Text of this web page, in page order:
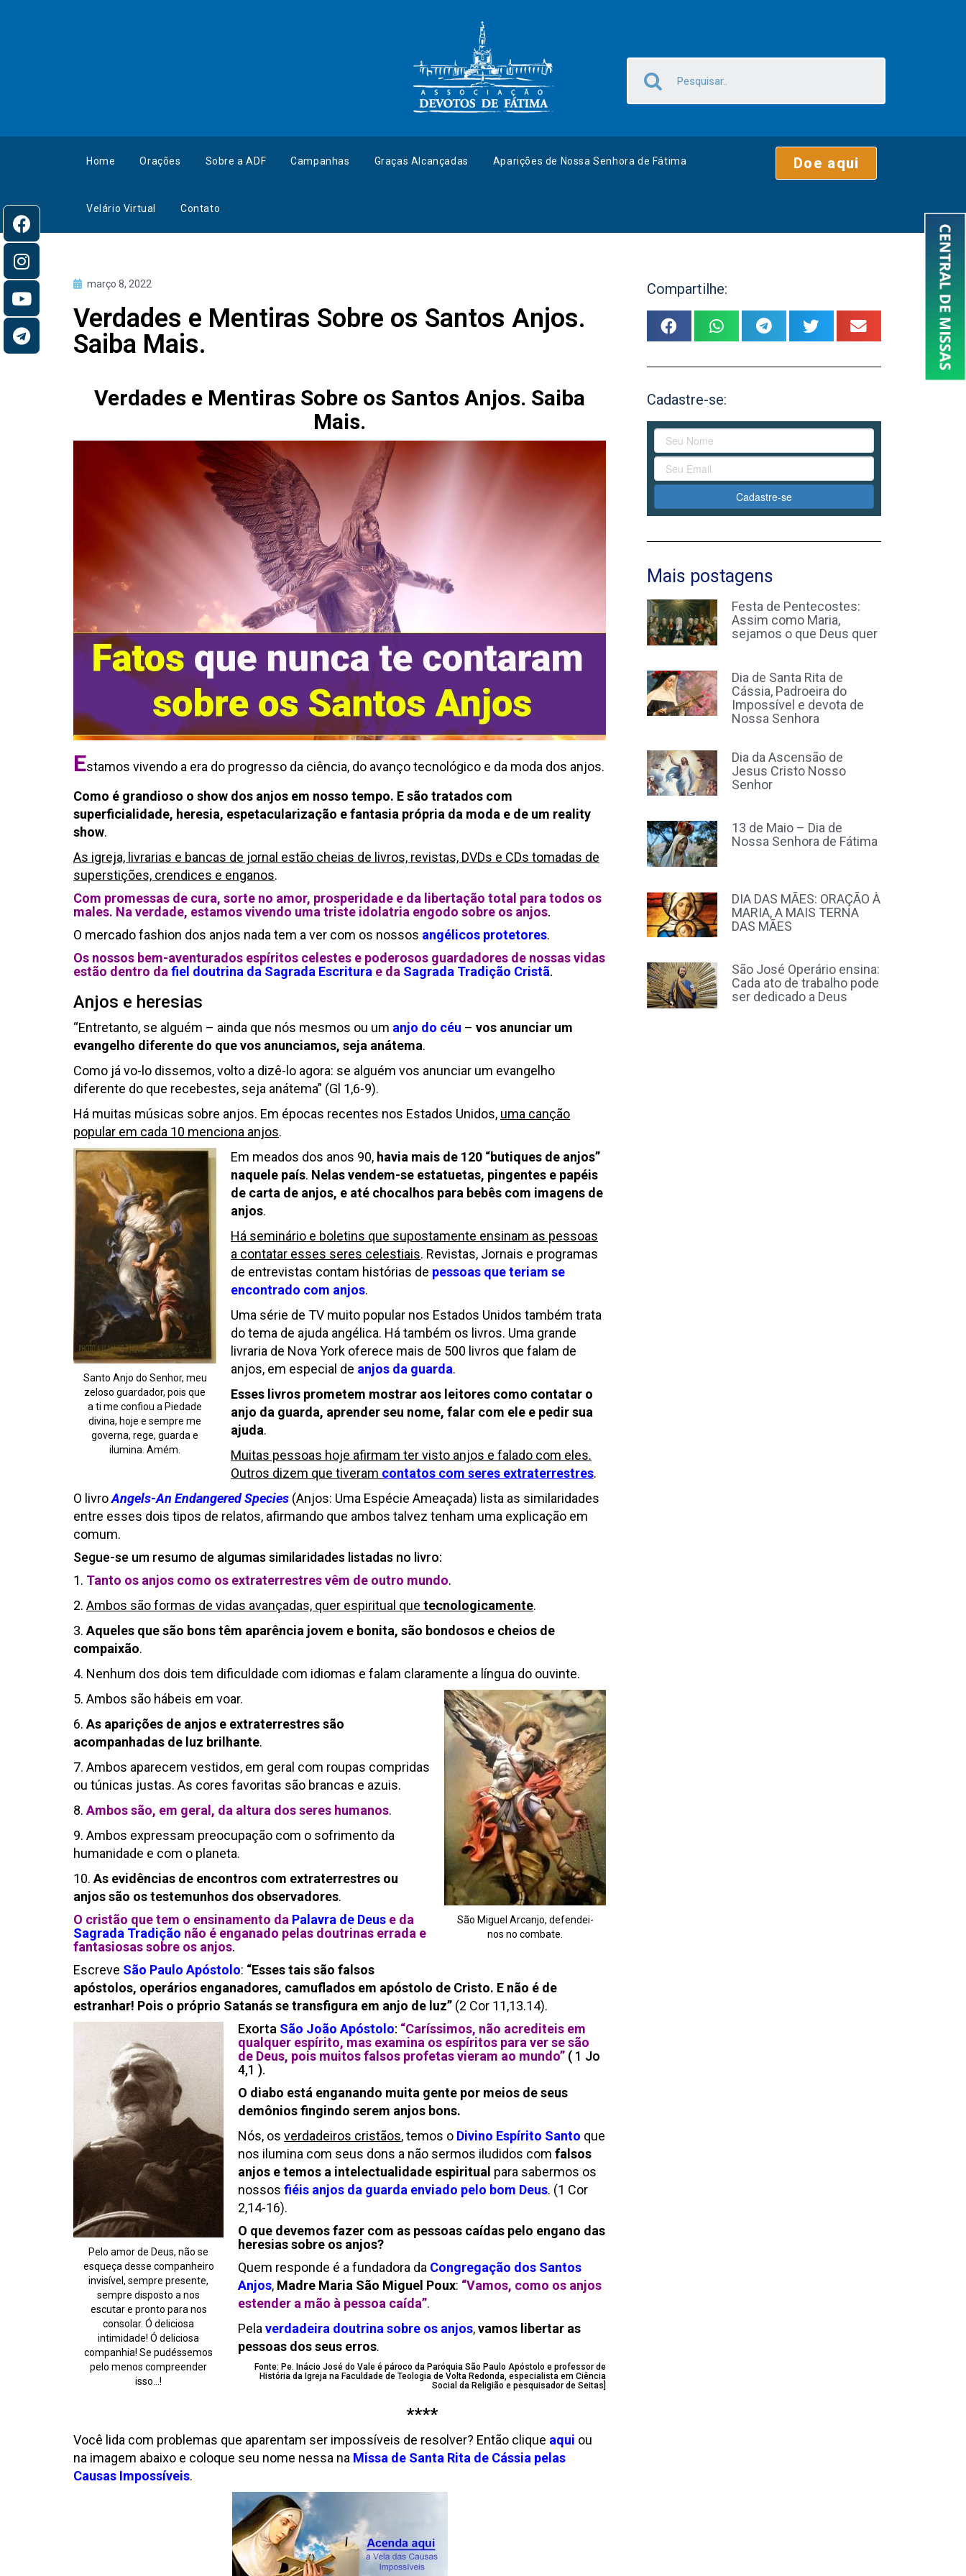
Home Orações Sobre a ADF Campanhas Graças Alcançadas Aparições de Nossa Senhora de Fátima
Velário Virtual Contato
Doe aqui
março 8, 2022
Verdades e Mentiras Sobre os Santos Anjos.
Saiba Mais.
Verdades e Mentiras Sobre os Santos Anjos. Saiba
Mais.
Estamos vivendo a era do progresso da ciência, do avanço tecnológico e da moda dos anjos.
Como é grandioso o show dos anjos em nosso tempo. E são tratados com
superficialidade, heresia, espetacularização e fantasia própria da moda e de um reality
show.
As igreja, livrarias e bancas de jornal estão cheias de livros, revistas, DVDs e CDs tomadas de
superstições, crendices e enganos.
Com promessas de cura, sorte no amor, prosperidade e da libertação total para todos os
males. Na verdade, estamos vivendo uma triste idolatria engodo sobre os anjos.
O mercado fashion dos anjos nada tem a ver com os nossos angélicos protetores.
Os nossos bem-aventurados espíritos celestes e poderosos guardadores de nossas vidas
estão dentro da fiel doutrina da Sagrada Escritura e da Sagrada Tradição Cristã.
Anjos e heresias
“Entretanto, se alguém – ainda que nós mesmos ou um anjo do céu – vos anunciar um
evangelho diferente do que vos anunciamos, seja anátema.
Como já vo-lo dissemos, volto a dizê-lo agora: se alguém vos anunciar um evangelho
diferente do que recebestes, seja anátema” (Gl 1,6-9).
Há muitas músicas sobre anjos. Em épocas recentes nos Estados Unidos, uma canção
popular em cada 10 menciona anjos.
Santo Anjo do Senhor, meu
zeloso guardador, pois que
a ti me confiou a Piedade
divina, hoje e sempre me
governa, rege, guarda e
ilumina. Amém.
Em meados dos anos 90, havia mais de 120 “butiques de anjos”
naquele país. Nelas vendem-se estatuetas, pingentes e papéis
de carta de anjos, e até chocalhos para bebês com imagens de
anjos.
Há seminário e boletins que supostamente ensinam as pessoas
a contatar esses seres celestiais. Revistas, Jornais e programas
de entrevistas contam histórias de pessoas que teriam se
encontrado com anjos.
Uma série de TV muito popular nos Estados Unidos também trata
do tema de ajuda angélica. Há também os livros. Uma grande
livraria de Nova York oferece mais de 500 livros que falam de
anjos, em especial de anjos da guarda.
Esses livros prometem mostrar aos leitores como contatar o
anjo da guarda, aprender seu nome, falar com ele e pedir sua
ajuda.
Muitas pessoas hoje afirmam ter visto anjos e falado com eles.
Outros dizem que tiveram contatos com seres extraterrestres.
O livroAngels-An Endangered Species (Anjos: Uma Espécie Ameaçada) lista as similaridades
entre esses dois tipos de relatos, afirmando que ambos talvez tenham uma explicação em
comum.
Segue-se um resumo de algumas similaridades listadas no livro:
1. Tanto os anjos como os extraterrestres vêm de outro mundo.
2. Ambos são formas de vidas avançadas, quer espiritual que tecnologicamente.
3. Aqueles que são bons têm aparência jovem e bonita, são bondosos e cheios de
compaixão.
4. Nenhum dos dois tem dificuldade com idiomas e falam claramente a língua do ouvinte.
São Miguel Arcanjo, defendei-
nos no combate.
5. Ambos são hábeis em voar.
6. As aparições de anjos e extraterrestres são
acompanhadas de luz brilhante.
7. Ambos aparecem vestidos, em geral com roupas compridas
ou túnicas justas. As cores favoritas são brancas e azuis.
8. Ambos são, em geral, da altura dos seres humanos.
9. Ambos expressam preocupação com o sofrimento da
humanidade e com o planeta.
10. As evidências de encontros com extraterrestres ou
anjos são os testemunhos dos observadores.
O cristão que tem o ensinamento da Palavra de Deus e da
Sagrada Tradição não é enganado pelas doutrinas errada e
fantasiosas sobre os anjos.
Escreve São Paulo Apóstolo: “Esses tais são falsos
apóstolos, operários enganadores, camuflados em apóstolo de Cristo. E não é de
estranhar! Pois o próprio Satanás se transfigura em anjo de luz” (2 Cor 11,13.14).
Pelo amor de Deus, não se
esqueça desse companheiro
invisível, sempre presente,
sempre disposto a nos
escutar e pronto para nos
consolar. Ó deliciosa
intimidade! Ó deliciosa
companhia! Se pudéssemos
pelo menos compreender
isso…!
Exorta São João Apóstolo: “Caríssimos, não acrediteis em
qualquer espírito, mas examina os espíritos para ver se são
de Deus, pois muitos falsos profetas vieram ao mundo” ( 1 Jo
4,1 ).
O diabo está enganando muita gente por meios de seus
demônios fingindo serem anjos bons.
Nós, os verdadeiros cristãos, temos o Divino Espírito Santo que
nos ilumina com seus dons a não sermos iludidos com falsos
anjos e temos a intelectualidade espiritual para sabermos os
nossos fiéis anjos da guarda enviado pelo bom Deus. (1 Cor
2,14-16).
O que devemos fazer com as pessoas caídas pelo engano das
heresias sobre os anjos?
Quem responde é a fundadora da Congregação dos Santos
Anjos, Madre Maria São Miguel Poux: “Vamos, como os anjos
estender a mão à pessoa caída”.
Pela verdadeira doutrina sobre os anjos,vamos libertar as
pessoas dos seus erros.
Fonte: Pe. Inácio José do Vale é pároco da Paróquia São Paulo Apóstolo e professor de
História da Igreja na Faculdade de Teologia de Volta Redonda, especialista em Ciência
Social da Religião e pesquisador de Seitas]
****
Você lida com problemas que aparentam ser impossíveis de resolver? Então clique aqui ou
na imagem abaixo e coloque seu nome nessa na Missa de Santa Rita de Cássia pelas
Causas Impossíveis.
Compartilhe:
Cadastre-se:
Cadastre-se
Mais postagens
Festa de Pentecostes:
Assim como Maria,
sejamos o que Deus quer
Dia de Santa Rita de
Cássia, Padroeira do
Impossível e devota de
Nossa Senhora
Dia da Ascensão de
Jesus Cristo Nosso
Senhor
13 de Maio – Dia de
Nossa Senhora de Fátima
DIA DAS MÃES: ORAÇÃO À
MARIA, A MAIS TERNA
DAS MÃES
São José Operário ensina:
Cada ato de trabalho pode
ser dedicado a Deus